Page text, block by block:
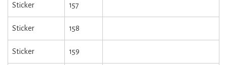
Sticker 157
Sticker 158
Sticker 159